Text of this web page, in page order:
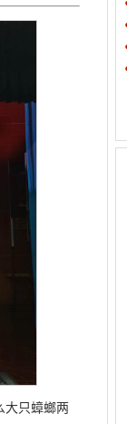
大只蟑螂两